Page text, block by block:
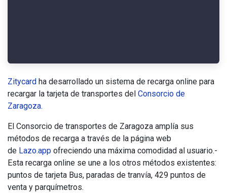
Zitycard ha desarrollado un sistema de recarga online para
recargar la tarjeta de transportes del Consorcio de
Zaragoza.
El Consorcio de transportes de Zaragoza amplía sus
métodos de recarga a través de la página web
de Lazo.app ofreciendo una máxima comodidad al usuario.­­­­­­
Esta recarga online se une a los otros métodos existentes:
puntos de tarjeta Bus, paradas de tranvía, 429 puntos de
venta y parquímetros.